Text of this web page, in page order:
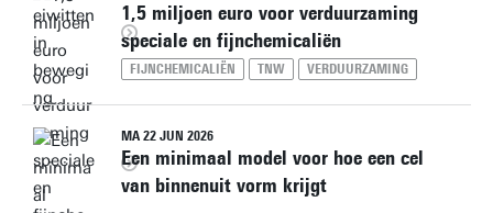
1,5 miljoen euro voor verduurzaming
speciale en fijnchemicaliën
FIJNCHEMICALIËN TNW VERDUURZAMING
MA 22 JUN 2026
Een minimaal model voor hoe een cel
van binnenuit vorm krijgt